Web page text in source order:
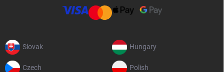
Slovak Hungary
Czech Polish